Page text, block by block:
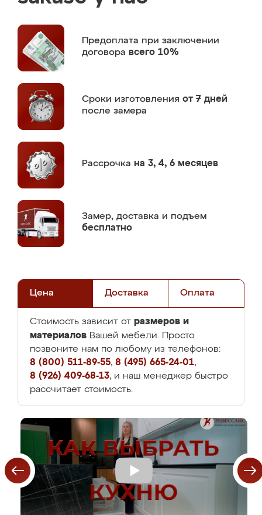
Предоплата при заключении
договора всего 10%
Сроки изготовления от 7 дней
после замера
Рассрочка на 3, 4, 6 месяцев
Замер, доставка и подъем
бесплатно
Цена Доставка Оплата
Стоимость зависит от размеров и
материалов Вашей мебели. Просто
позвоните нам по любому из телефонов:
8 (800) 511-89-55, 8 (495) 665-24-01,
8 (926) 409-68-13, и наш менеджер быстро
рассчитает стоимость.